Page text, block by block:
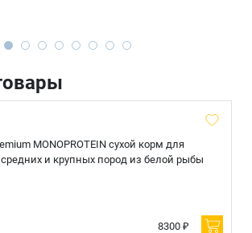
MONOPROTEIN сухой корм для
и крупных пород из белой рыбы
8300 ₽